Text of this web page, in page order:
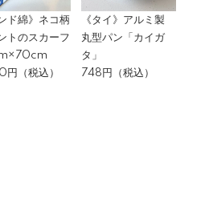
ド綿》ネコ柄
トのスカーフ
円（税込）
《タイ》アルミ製
丸型パン「カイガ
タ」
748円（税込）